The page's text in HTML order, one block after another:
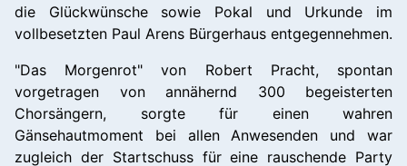
die Glückwünsche sowie Pokal und Urkunde im
vollbesetzten Paul Arens Bürgerhaus entgegennehmen.
"Das Morgenrot" von Robert Pracht, spontan
vorgetragen von annähernd 300 begeisterten
Chorsängern, sorgte für einen wahren
Gänsehautmoment bei allen Anwesenden und war
zugleich der Startschuss für eine rauschende Party